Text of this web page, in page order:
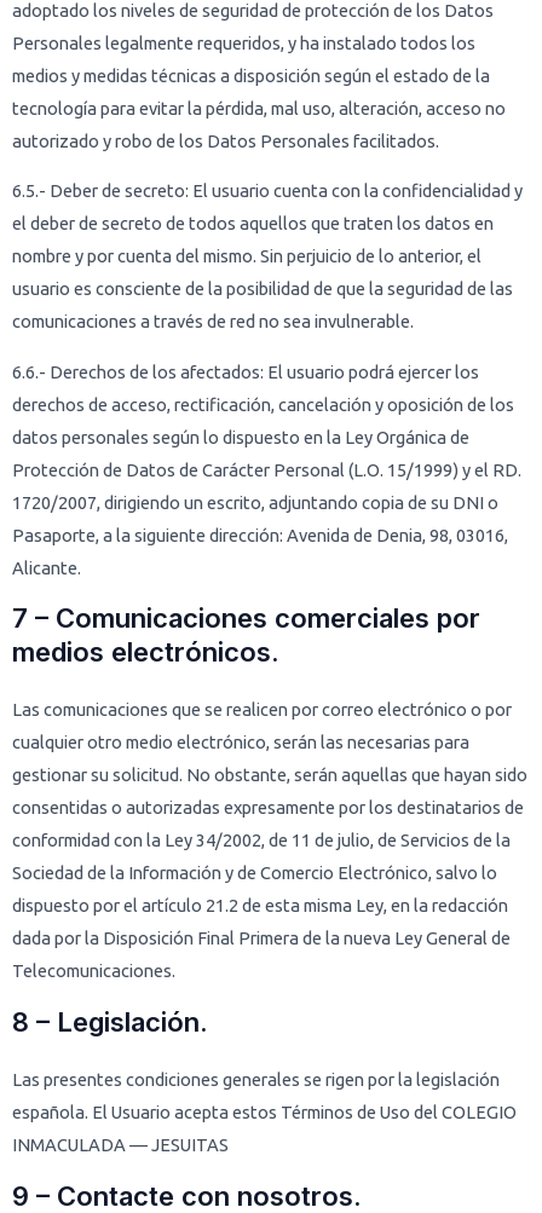
adoptado los niveles de seguridad de protección de los Datos
Personales legalmente requeridos, y ha instalado todos los
medios y medidas técnicas a disposición según el estado de la
tecnología para evitar la pérdida, mal uso, alteración, acceso no
autorizado y robo de los Datos Personales facilitados.
6.5.- Deber de secreto: El usuario cuenta con la confidencialidad y
el deber de secreto de todos aquellos que traten los datos en
nombre y por cuenta del mismo. Sin perjuicio de lo anterior, el
usuario es consciente de la posibilidad de que la seguridad de las
comunicaciones a través de red no sea invulnerable.
6.6.- Derechos de los afectados: El usuario podrá ejercer los
derechos de acceso, rectificación, cancelación y oposición de los
datos personales según lo dispuesto en la Ley Orgánica de
Protección de Datos de Carácter Personal (L.O. 15/1999) y el RD.
1720/2007, dirigiendo un escrito, adjuntando copia de su DNI o
Pasaporte, a la siguiente dirección: Avenida de Denia, 98, 03016,
Alicante.
7 – Comunicaciones comerciales por
medios electrónicos.
Las comunicaciones que se realicen por correo electrónico o por
cualquier otro medio electrónico, serán las necesarias para
gestionar su solicitud. No obstante, serán aquellas que hayan sido
consentidas o autorizadas expresamente por los destinatarios de
conformidad con la Ley 34/2002, de 11 de julio, de Servicios de la
Sociedad de la Información y de Comercio Electrónico, salvo lo
dispuesto por el artículo 21.2 de esta misma Ley, en la redacción
dada por la Disposición Final Primera de la nueva Ley General de
Telecomunicaciones.
8 – Legislación.
Las presentes condiciones generales se rigen por la legislación
española. El Usuario acepta estos Términos de Uso del COLEGIO
INMACULADA — JESUITAS
9 – Contacte con nosotros.